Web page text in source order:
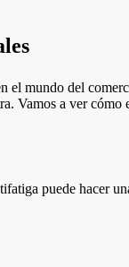
el mundo del
Vamos a ver cómo
puede hacer